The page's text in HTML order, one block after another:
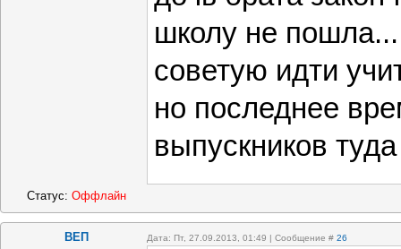
школу не
советую идти
но последнее
выпускников
Статус: Оффлайн
ВЕП Дата: Пт, 27.09.2013, 01:49 | Сообщение # 26